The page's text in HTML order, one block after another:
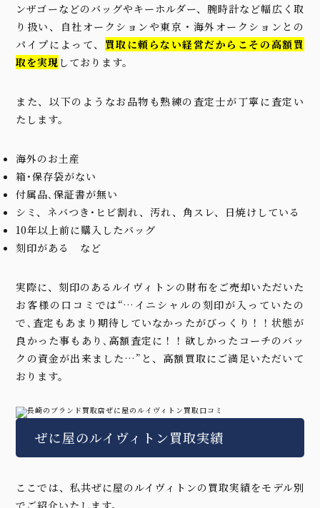
ンザゴーなどのバッグやキーホルダー、腕時計など幅広く取
り扱い、自社オークションや東京・海外オークションとの
パイプによって、 買取に頼らない経営だからこその高額買
取を実現 しております。
また、以下のようなお品物も熟練の査定士が丁寧に査定い
たします。
海外のお土産
箱･保存袋がない
付属品､保証書が無い
シミ、ネバつき･ヒビ割れ、汚れ、角スレ、日焼けしている
10年以上前に購入したバッグ
刻印がある など
実際に、刻印のあるルイヴィトンの財布をご売却いただいた
お客様の口コミでは“…イニシャルの刻印が入っていたの
で､査定もあまり期待していなかったがびっくり！！状態が
良かった事もあり､高額査定に！！欲しかったコーチのバッ
クの資金が出来ました…”と、高額買取にご満足いただいて
おります。
ぜに屋のルイヴィトン買取実績
ここでは、私共ぜに屋のルイヴィトンの買取実績をモデル別
でご紹介いたします。